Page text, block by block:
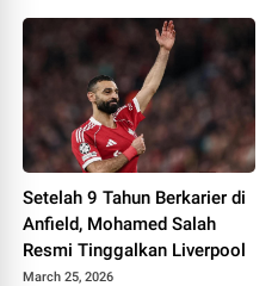
Setelah 9 Tahun Berkarier di
Anfield, Mohamed Salah
Resmi Tinggalkan Liverpool
March 25, 2026